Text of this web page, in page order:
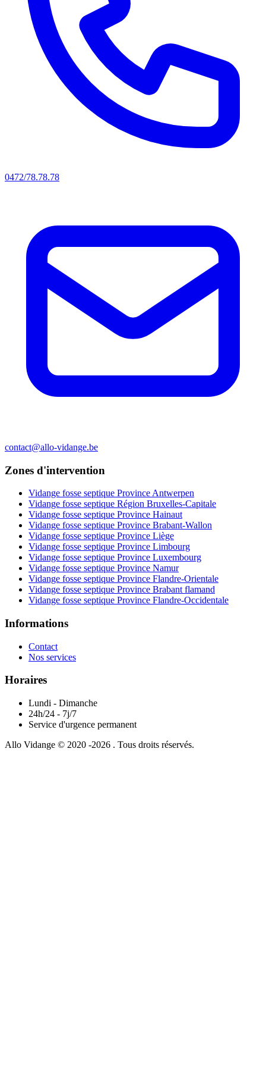
0472/78.78.78
contact@allo-vidange.be
Zones d'intervention
Vidange fosse septique Province Antwerpen
Vidange fosse septique Région Bruxelles-Capitale
Vidange fosse septique Province Hainaut
Vidange fosse septique Province Brabant-Wallon
Vidange fosse septique Province Liège
Vidange fosse septique Province Limbourg
Vidange fosse septique Province Luxembourg
Vidange fosse septique Province Namur
Vidange fosse septique Province Flandre-Orientale
Vidange fosse septique Province Brabant flamand
Vidange fosse septique Province Flandre-Occidentale
Informations
Contact
Nos services
Horaires
Lundi - Dimanche
24h/24 - 7j/7
Service d'urgence permanent
Allo Vidange © 2020 -2026 . Tous droits réservés.